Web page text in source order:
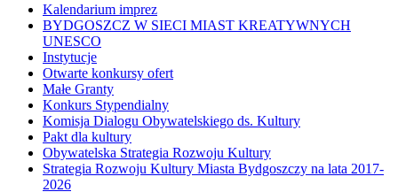
Kalendarium imprez
BYDGOSZCZ W SIECI MIAST KREATYWNYCH
UNESCO
Instytucje
Otwarte konkursy ofert
Małe Granty
Konkurs Stypendialny
Komisja Dialogu Obywatelskiego ds. Kultury
Pakt dla kultury
Obywatelska Strategia Rozwoju Kultury
Strategia Rozwoju Kultury Miasta Bydgoszczy na lata 2017-
2026